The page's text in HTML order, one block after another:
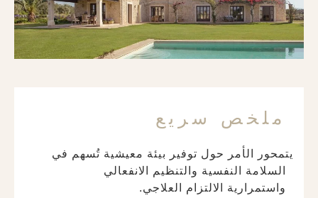
ملخص سريع
يتمحور الأمر حول توفير بيئة معيشية تُسهم في
السلامة النفسية والتنظيم الانفعالي
واستمرارية الالتزام العلاجي.